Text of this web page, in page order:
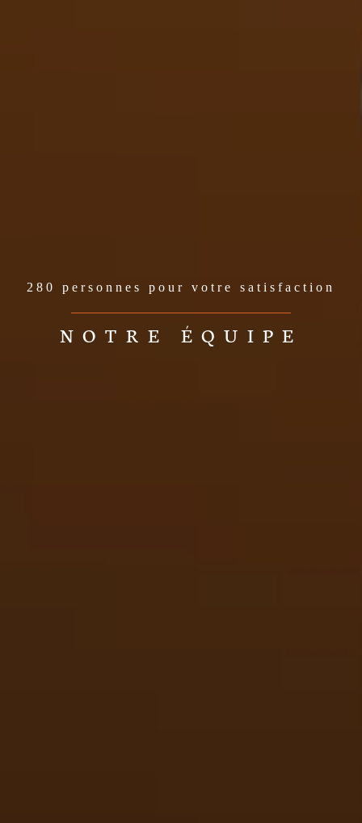
280 personnes pour votre satisfaction
NOTRE ÉQUIPE